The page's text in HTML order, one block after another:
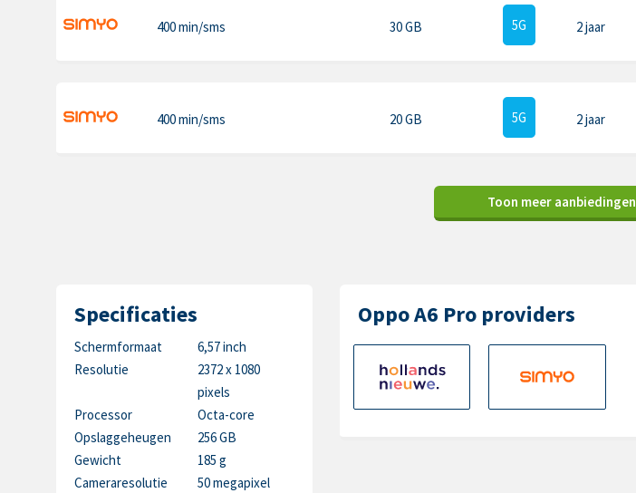
400 min/sms 30 GB 5G 2 jaar
400 min/sms 20 GB 5G 2 jaar
Toon meer aanbiedingen
Specificaties
Schermformaat
6,57 inch
Resolutie
2372 x 1080
pixels
Processor
Octa-core
Opslaggeheugen
256 GB
Gewicht
185 g
Cameraresolutie
50 megapixel
Oppo A6 Pro providers